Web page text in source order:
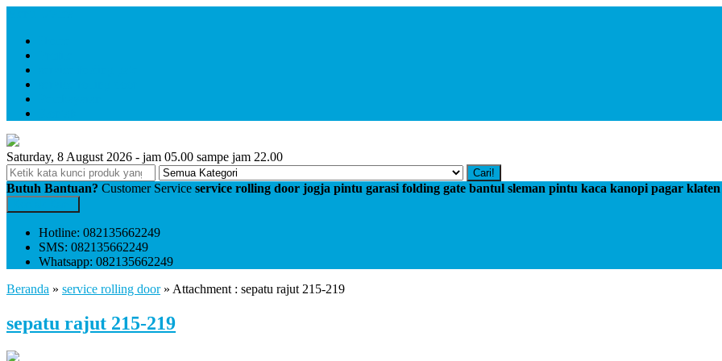
Saturday, 8 August 2026 - jam 05.00 sampe jam 22.00
Cari!
Butuh Bantuan? Customer Service service rolling door jogja pintu garasi folding gate bantul sleman pintu kaca kanopi pagar klaten
Hotline: 082135662249
SMS: 082135662249
Whatsapp: 082135662249
Beranda » service rolling door» Attachment : sepatu rajut 215-219
sepatu rajut 215-219